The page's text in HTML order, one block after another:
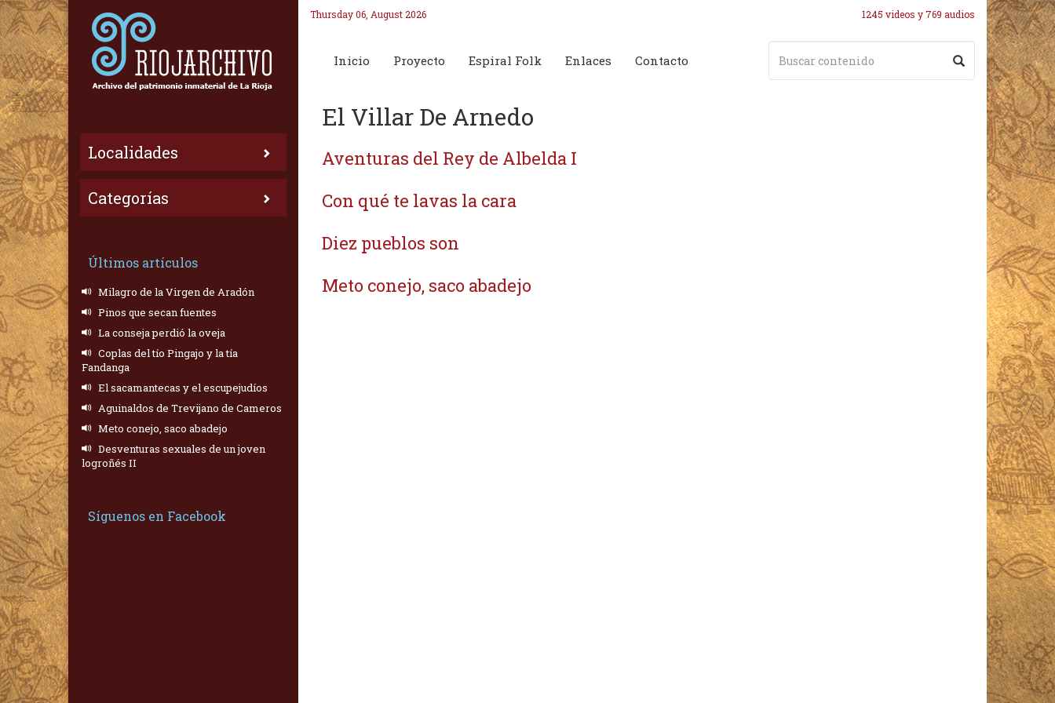
Localidades
Categorías
Últimos artículos
Milagro de la Virgen de Aradón
Pinos que secan fuentes
La conseja perdió la oveja
Coplas del tío Pingajo y la tía
Fandanga
El sacamantecas y el escupejudíos
Aguinaldos de Trevijano de Cameros
Meto conejo, saco abadejo
Desventuras sexuales de un joven
logroñés II
Síguenos en Facebook
Thursday 06, August 2026 1245 videos y 769 audios
Inicio Proyecto Espiral Folk Enlaces Contacto
El Villar De Arnedo
Aventuras del Rey de Albelda I
Con qué te lavas la cara
Diez pueblos son
Meto conejo, saco abadejo